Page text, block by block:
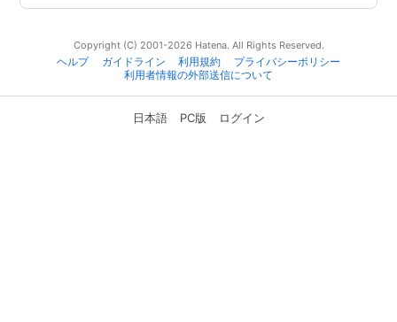
Copyright (C) 2001-2026 Hatena. All Rights Reserved.
ヘルプ
ガイドライン 利用規約
プライバシーポリシー
利用者情報の外部送信について
日本語 PC版 ログイン